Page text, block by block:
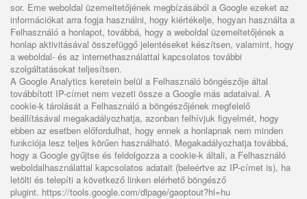
sor. Eme weboldal üzemeltetőjének megbízásából a Google ezeket az
információkat arra fogja használni, hogy kiértékelje, hogyan használta a
Felhasználó a honlapot, továbbá, hogy a weboldal üzemeltetőjének a
honlap aktivitásával összefüggő jelentéseket készítsen, valamint, hogy
a weboldal- és az internethasználattal kapcsolatos további
szolgáltatásokat teljesítsen.
A Google Analytics keretein belül a Felhasználó böngészője által
továbbított IP-címet nem vezeti össze a Google más adataival. A
cookie-k tárolását a Felhasználó a böngészőjének megfelelő
beállításával megakadályozhatja, azonban felhívjuk figyelmét, hogy
ebben az esetben előfordulhat, hogy ennek a honlapnak nem minden
funkciója lesz teljes körűen használható. Megakadályozhatja továbbá,
hogy a Google gyűjtse és feldolgozza a cookie-k általi, a Felhasználó
weboldalhasználattal kapcsolatos adatait (beleértve az IP-címet is), ha
letölti és telepíti a következő linken elérhető böngésző
plugint. https://tools.google.com/dlpage/gaoptout?hl=hu